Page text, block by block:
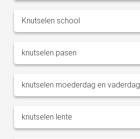
Knutselen school
knutselen pasen
knutselen moederdag en vaderdag
knutselen lente